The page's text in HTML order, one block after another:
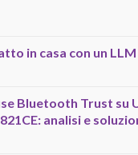
in casa con un LLM
Bluetooth Trust su
analisi e